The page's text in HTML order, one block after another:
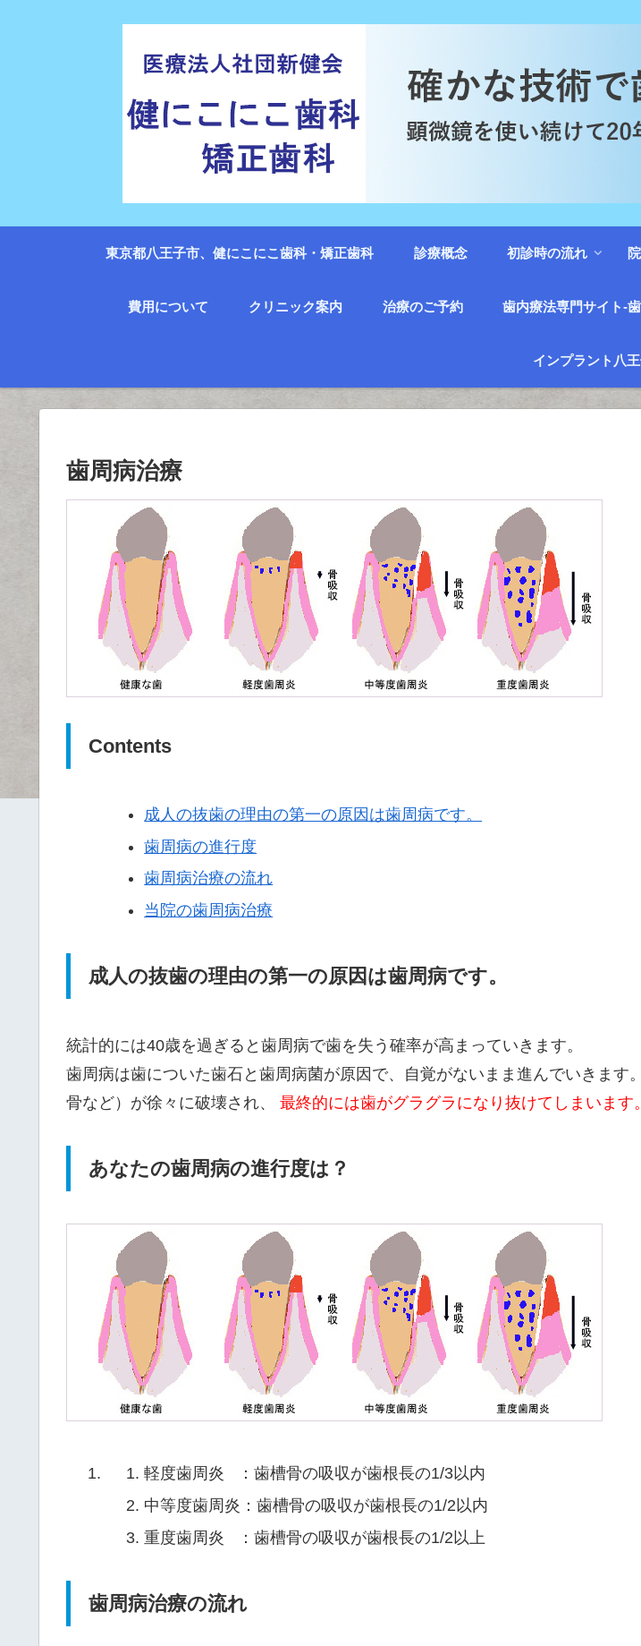
東京都八王子市、健にこにこ歯科・矯正歯科 診療概念 初診時の流れ
費用について クリニック案内 治療のご予約 歯内療法専門サイト-
インプラント八
歯周病治療
Contents
成人の抜歯の理由の第一の原因は歯周病です。
歯周病の進行度
歯周病治療の流れ
当院の歯周病治療
成人の抜歯の理由の第一の原因は歯周病です。
統計的には40歳を過ぎると歯周病で歯を失う確率が高まっていきます。
歯周病は歯についた歯石と歯周病菌が原因で、自覚がないまま進んでいきます
骨など）が徐々に破壊され、
最終的には歯がグラグラになり抜けてしまいます。
あなたの歯周病の進行度は？
軽度歯周炎 ：歯槽骨の吸収が歯根長の1/3以内
中等度歯周炎：歯槽骨の吸収が歯根長の1/2以内
重度歯周炎 ：歯槽骨の吸収が歯根長の1/2以上
歯周病治療の流れ